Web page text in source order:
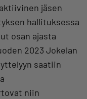
jäsen
hallituksessa
osan ajasta
2023 Jokelan
saatiin
niin